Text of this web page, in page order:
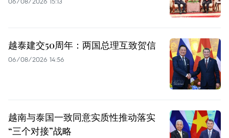
越泰建交50周年：两国总理互致贺信
06/08/2026 14:56
越南与泰国一致同意实质性推动落实
“三个对接”战略